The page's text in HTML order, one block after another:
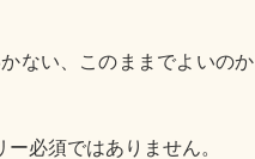
ない、このままでよいのか
必須ではありません。